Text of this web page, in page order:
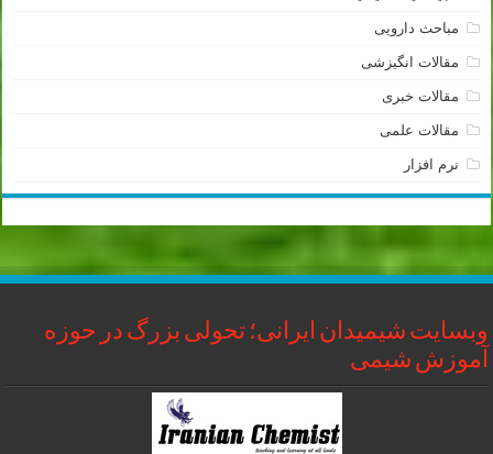
مباحث دارویی
مقالات انگیزشی
مقالات خبری
مقالات علمی
نرم افزار
وبسایت شیمیدان ایرانی؛ تحولی بزرگ در حوزه
آموزش شیمی